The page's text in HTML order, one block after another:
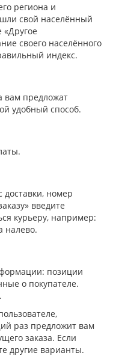
региона и
свой населённый
«Другое
своего населённого
индекс.
вам предложат
удобный способ.
номер
введите
курьеру, например:
налево.
позиции
о покупателе.
раз предложит вам
заказа. Если
другие варианты.